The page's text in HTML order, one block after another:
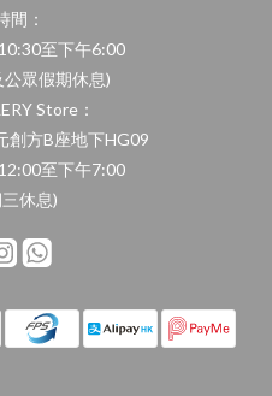
間：
至下午6:00
眾假期休息)
Store：
創方B座地下HG09
至下午7:00
休息)